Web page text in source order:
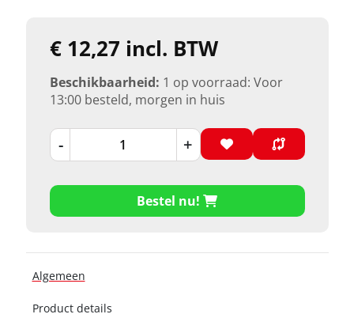
€ 12,27 incl. BTW
Beschikbaarheid: 1 op voorraad: Voor
13:00 besteld, morgen in huis
- +
Bestel nu!
Algemeen
Product details